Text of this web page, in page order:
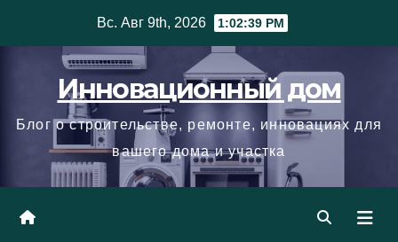
Вс. Авг 9th, 2026 1:02:40 PM
Инновационный дом
Блог о строительстве, ремонте, инновациях для
вашего дома и участка